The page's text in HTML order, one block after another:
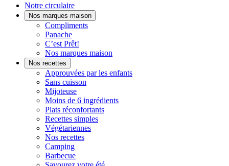
Main
Menu
Notre circulaire
Nos marques maison
ComplimentsUne
qui
maison
PanacheVoici
Panache
C’est Prêt!
Pratique.
à
manger
Nos marques maison
Nos recettes
Approuvées par les enfants
Sans cuisson
Mijoteuse
Moins de 6 ingrédients
Plats réconfortants
Recettes simples
Végétariennes
Nos recettes
Camping
Barbecue